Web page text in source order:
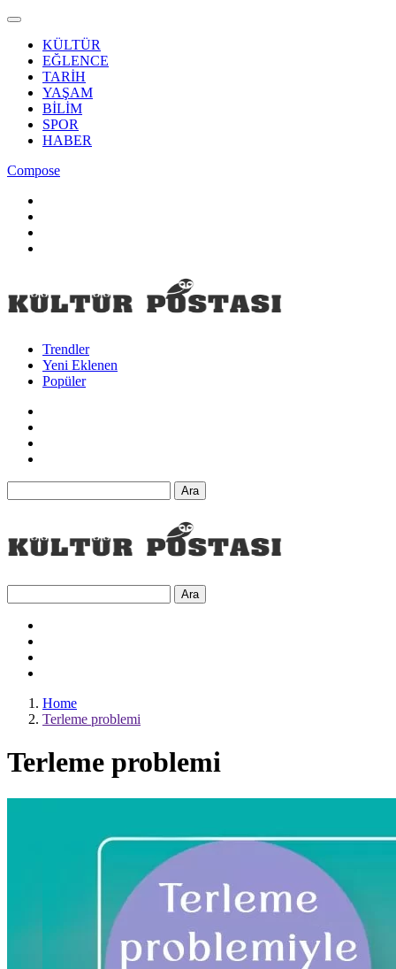
KÜLTÜR
EĞLENCE
TARİH
YAŞAM
BİLİM
SPOR
HABER
Compose
Trendler
Yeni Eklenen
Popüler
Ara
Ara
Home
Terleme problemi
Terleme problemi